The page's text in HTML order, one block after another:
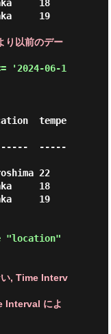
18
19
以前のデー
'2024-06-1
tempe
-----
22
18
19
"location"
, Time Interv
Interval によ